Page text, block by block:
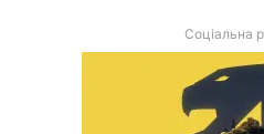
Соціальна